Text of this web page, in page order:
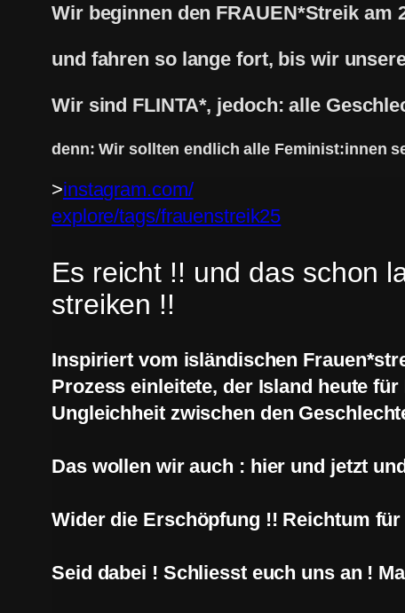
Wir beginnen den FRAUEN*Streik am
und fahren so lange fort, bis wir
Wir sind FLINTA*, jedoch: alle
denn: Wir sollten endlich alle Feminist:innen
>instagram.com/
explore/tags/frauenstreik25
Es reicht !! und das schon
streiken !!
Inspiriert vom isländischen
Prozess einleitete, der Island heute
Ungleichheit zwischen den
Das wollen wir auch : hier und jetzt
Wider die Erschöpfung !! Reichtum
Seid dabei ! Schliesst euch uns an !